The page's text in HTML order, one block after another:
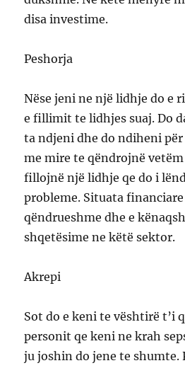
disa investime.
Peshorja
Nëse jeni ne një lidhje do e
e fillimit te lidhjes suaj. Do
ta ndjeni dhe do ndiheni
me mire te qëndrojnë vetëm
fillojnë një lidhje qe do i
probleme. Situata financiare
qëndrueshme dhe e
shqetësime ne këtë sektor.
Akrepi
Sot do e keni te vështirë t’i
personit qe keni ne krah
ju joshin do jene te shumte.